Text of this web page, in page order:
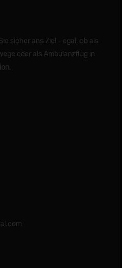
sicher ans Ziel - egal, ob als
oder als Ambulanzflug in